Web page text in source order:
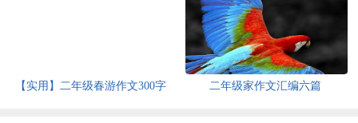
【实用】二年级春游作文300字
二年级家作文汇编六篇